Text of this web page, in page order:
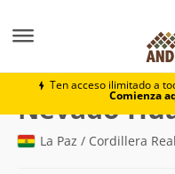
Ten acceso ilimitado a
Comienza
Nevado
La Paz / Cordillera